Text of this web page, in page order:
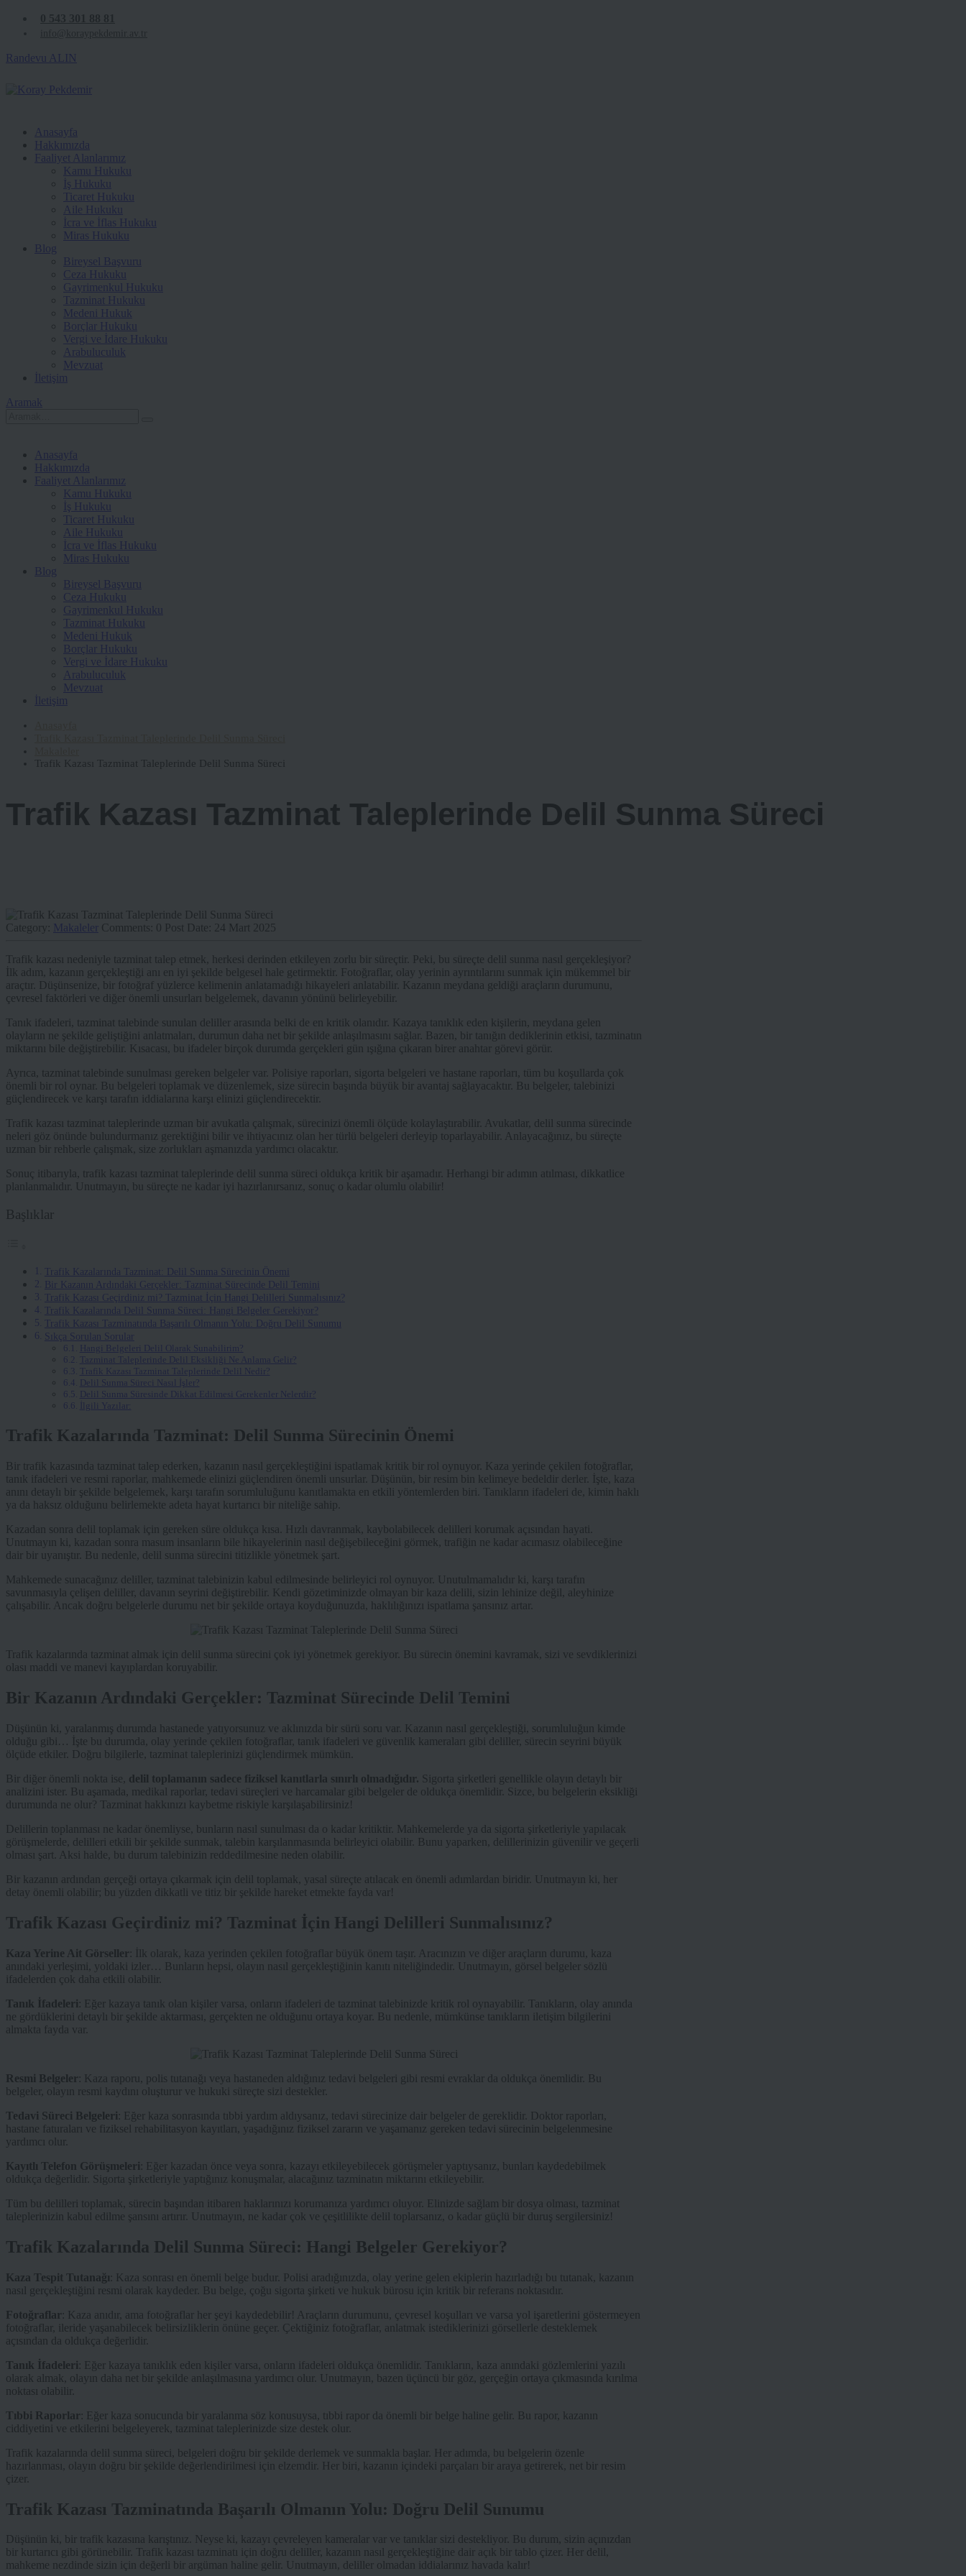
Randevu ALIN
Anasayfa
Hakkımızda
Faaliyet Alanlarımız
Kamu Hukuku
İş Hukuku
Ticaret Hukuku
Aile Hukuku
İcra ve İflas Hukuku
Miras Hukuku
Blog
Bireysel Başvuru
Ceza Hukuku
Gayrimenkul Hukuku
Tazminat Hukuku
Medeni Hukuk
Borçlar Hukuku
Vergi ve İdare Hukuku
Arabuluculuk
Mevzuat
İletişim
Aramak
Anasayfa
Hakkımızda
Faaliyet Alanlarımız
Kamu Hukuku
İş Hukuku
Ticaret Hukuku
Aile Hukuku
İcra ve İflas Hukuku
Miras Hukuku
Blog
Bireysel Başvuru
Ceza Hukuku
Gayrimenkul Hukuku
Tazminat Hukuku
Medeni Hukuk
Borçlar Hukuku
Vergi ve İdare Hukuku
Arabuluculuk
Mevzuat
İletişim
Trafik Kazası Tazminat Taleplerinde Delil Sunma Süreci
Trafik Kazası Tazminat Taleplerinde Delil Sunma Süreci
Category: Makaleler Comments: 0 Post Date: 24 Mart 2025
Trafik kazası nedeniyle tazminat talep etmek, herkesi derinden etkileyen zorlu bir süreçtir. Peki, bu süreçte delil sunma nasıl gerçekleşiyor?
İlk adım, kazanın gerçekleştiği anı en iyi şekilde belgesel hale getirmektir. Fotoğraflar, olay yerinin ayrıntılarını sunmak için mükemmel bir
araçtır. Düşünsenize, bir fotoğraf yüzlerce kelimenin anlatamadığı hikayeleri anlatabilir. Kazanın meydana geldiği araçların durumunu,
çevresel faktörleri ve diğer önemli unsurları belgelemek, davanın yönünü belirleyebilir.
Tanık ifadeleri, tazminat talebinde sunulan deliller arasında belki de en kritik olanıdır. Kazaya tanıklık eden kişilerin, meydana gelen
olayların ne şekilde geliştiğini anlatmaları, durumun daha net bir şekilde anlaşılmasını sağlar. Bazen, bir tanığın dediklerinin etkisi, tazminatın
miktarını bile değiştirebilir. Kısacası, bu ifadeler birçok durumda gerçekleri gün ışığına çıkaran birer anahtar görevi görür.
Ayrıca, tazminat talebinde sunulması gereken belgeler var. Polisiye raporları, sigorta belgeleri ve hastane raporları, tüm bu koşullarda çok
önemli bir rol oynar. Bu belgeleri toplamak ve düzenlemek, size sürecin başında büyük bir avantaj sağlayacaktır. Bu belgeler, talebinizi
güçlendirecek ve karşı tarafın iddialarına karşı elinizi güçlendirecektir.
Trafik kazası tazminat taleplerinde uzman bir avukatla çalışmak, sürecinizi önemli ölçüde kolaylaştırabilir. Avukatlar, delil sunma sürecinde
neleri göz önünde bulundurmanız gerektiğini bilir ve ihtiyacınız olan her türlü belgeleri derleyip toparlayabilir. Anlayacağınız, bu süreçte
uzman bir rehberle çalışmak, size zorlukları aşmanızda yardımcı olacaktır.
Sonuç itibarıyla, trafik kazası tazminat taleplerinde delil sunma süreci oldukça kritik bir aşamadır. Herhangi bir adımın atılması, dikkatlice
planlanmalıdır. Unutmayın, bu süreçte ne kadar iyi hazırlanırsanız, sonuç o kadar olumlu olabilir!
Başlıklar
Trafik Kazalarında Tazminat: Delil Sunma Sürecinin Önemi
Bir Kazanın Ardındaki Gerçekler: Tazminat Sürecinde Delil Temini
Trafik Kazası Geçirdiniz mi? Tazminat İçin Hangi Delilleri Sunmalısınız?
Trafik Kazalarında Delil Sunma Süreci: Hangi Belgeler Gerekiyor?
Trafik Kazası Tazminatında Başarılı Olmanın Yolu: Doğru Delil Sunumu
Sıkça Sorulan Sorular
Hangi Belgeleri Delil Olarak Sunabilirim?
Tazminat Taleplerinde Delil Eksikliği Ne Anlama Gelir?
Trafik Kazası Tazminat Taleplerinde Delil Nedir?
Delil Sunma Süreci Nasıl İşler?
Delil Sunma Süresinde Dikkat Edilmesi Gerekenler Nelerdir?
İlgili Yazılar:
Trafik Kazalarında Tazminat: Delil Sunma Sürecinin Önemi
Bir trafik kazasında tazminat talep ederken, kazanın nasıl gerçekleştiğini ispatlamak kritik bir rol oynuyor. Kaza yerinde çekilen fotoğraflar,
tanık ifadeleri ve resmi raporlar, mahkemede elinizi güçlendiren önemli unsurlar. Düşünün, bir resim bin kelimeye bedeldir derler. İşte, kaza
anını detaylı bir şekilde belgelemek, karşı tarafın sorumluluğunu kanıtlamakta en etkili yöntemlerden biri. Tanıkların ifadeleri de, kimin haklı
ya da haksız olduğunu belirlemekte adeta hayat kurtarıcı bir niteliğe sahip.
Kazadan sonra delil toplamak için gereken süre oldukça kısa. Hızlı davranmak, kaybolabilecek delilleri korumak açısından hayati.
Unutmayın ki, kazadan sonra masum insanların bile hikayelerinin nasıl değişebileceğini görmek, trafiğin ne kadar acımasız olabileceğine
dair bir uyanıştır. Bu nedenle, delil sunma sürecini titizlikle yönetmek şart.
Mahkemede sunacağınız deliller, tazminat talebinizin kabul edilmesinde belirleyici rol oynuyor. Unutulmamalıdır ki, karşı tarafın
savunmasıyla çelişen deliller, davanın seyrini değiştirebilir. Kendi gözetiminizde olmayan bir kaza delili, sizin lehinize değil, aleyhinize
çalışabilir. Ancak doğru belgelerle durumu net bir şekilde ortaya koyduğunuzda, haklılığınızı ispatlama şansınız artar.
Trafik kazalarında tazminat almak için delil sunma sürecini çok iyi yönetmek gerekiyor. Bu sürecin önemini kavramak, sizi ve sevdiklerinizi
olası maddi ve manevi kayıplardan koruyabilir.
Bir Kazanın Ardındaki Gerçekler: Tazminat Sürecinde Delil Temini
Düşünün ki, yaralanmış durumda hastanede yatıyorsunuz ve aklınızda bir sürü soru var. Kazanın nasıl gerçekleştiği, sorumluluğun kimde
olduğu gibi… İşte bu durumda, olay yerinde çekilen fotoğraflar, tanık ifadeleri ve güvenlik kameraları gibi deliller, sürecin seyrini büyük
ölçüde etkiler. Doğru bilgilerle, tazminat taleplerinizi güçlendirmek mümkün.
Bir diğer önemli nokta ise, delil toplamanın sadece fiziksel kanıtlarla sınırlı olmadığıdır. Sigorta şirketleri genellikle olayın detaylı bir
analizini ister. Bu aşamada, medikal raporlar, tedavi süreçleri ve harcamalar gibi belgeler de oldukça önemlidir. Sizce, bu belgelerin eksikliği
durumunda ne olur? Tazminat hakkınızı kaybetme riskiyle karşılaşabilirsiniz!
Delillerin toplanması ne kadar önemliyse, bunların nasıl sunulması da o kadar kritiktir. Mahkemelerde ya da sigorta şirketleriyle yapılacak
görüşmelerde, delilleri etkili bir şekilde sunmak, talebin karşılanmasında belirleyici olabilir. Bunu yaparken, delillerinizin güvenilir ve geçerli
olması şart. Aksi halde, bu durum talebinizin reddedilmesine neden olabilir.
Bir kazanın ardından gerçeği ortaya çıkarmak için delil toplamak, yasal süreçte atılacak en önemli adımlardan biridir. Unutmayın ki, her
detay önemli olabilir; bu yüzden dikkatli ve titiz bir şekilde hareket etmekte fayda var!
Trafik Kazası Geçirdiniz mi? Tazminat İçin Hangi Delilleri Sunmalısınız?
Kaza Yerine Ait Görseller
: İlk olarak, kaza yerinden çekilen fotoğraflar büyük önem taşır. Aracınızın ve diğer araçların durumu, kaza
anındaki yerleşimi, yoldaki izler… Bunların hepsi, olayın nasıl gerçekleştiğinin kanıtı niteliğindedir. Unutmayın, görsel belgeler sözlü
ifadelerden çok daha etkili olabilir.
Tanık İfadeleri : Eğer kazaya tanık olan kişiler varsa, onların ifadeleri de tazminat talebinizde kritik rol oynayabilir. Tanıkların, olay anında
ne gördüklerini detaylı bir şekilde aktarması, gerçekten ne olduğunu ortaya koyar. Bu nedenle, mümkünse tanıkların iletişim bilgilerini
almakta fayda var.
Resmi Belgeler
: Kaza raporu, polis tutanağı veya hastaneden aldığınız tedavi belgeleri gibi resmi evraklar da oldukça önemlidir. Bu
belgeler, olayın resmi kaydını oluşturur ve hukuki süreçte sizi destekler.
Tedavi Süreci Belgeleri : Eğer kaza sonrasında tıbbi yardım aldıysanız, tedavi sürecinize dair belgeler de gereklidir. Doktor raporları,
hastane faturaları ve fiziksel rehabilitasyon kayıtları, yaşadığınız fiziksel zararın ve yaşamanız gereken tedavi sürecinin belgelenmesine
yardımcı olur.
Kayıtlı Telefon Görüşmeleri : Eğer kazadan önce veya sonra, kazayı etkileyebilecek görüşmeler yaptıysanız, bunları kaydedebilmek
oldukça değerlidir. Sigorta şirketleriyle yaptığınız konuşmalar, alacağınız tazminatın miktarını etkileyebilir.
Tüm bu delilleri toplamak, sürecin başından itibaren haklarınızı korumanıza yardımcı oluyor. Elinizde sağlam bir dosya olması, tazminat
taleplerinizin kabul edilme şansını artırır. Unutmayın, ne kadar çok ve çeşitlilikte delil toplarsanız, o kadar güçlü bir duruş sergilersiniz!
Trafik Kazalarında Delil Sunma Süreci: Hangi Belgeler Gerekiyor?
Kaza Tespit Tutanağı : Kaza sonrası en önemli belge budur. Polisi aradığınızda, olay yerine gelen ekiplerin hazırladığı bu tutanak, kazanın
nasıl gerçekleştiğini resmi olarak kaydeder. Bu belge, çoğu sigorta şirketi ve hukuk bürosu için kritik bir referans noktasıdır.
Fotoğraflar
: Kaza anıdır, ama fotoğraflar her şeyi kaydedebilir! Araçların durumunu, çevresel koşulları ve varsa yol işaretlerini göstermeyen
fotoğraflar, ileride yaşanabilecek belirsizliklerin önüne geçer. Çektiğiniz fotoğraflar, anlatmak istediklerinizi görsellerle desteklemek
açısından da oldukça değerlidir.
Tanık İfadeleri : Eğer kazaya tanıklık eden kişiler varsa, onların ifadeleri oldukça önemlidir. Tanıkların, kaza anındaki gözlemlerini yazılı
olarak almak, olayın daha net bir şekilde anlaşılmasına yardımcı olur. Unutmayın, bazen üçüncü bir göz, gerçeğin ortaya çıkmasında kırılma
noktası olabilir.
Tıbbi Raporlar
: Eğer kaza sonucunda bir yaralanma söz konusuysa, tıbbi rapor da önemli bir belge haline gelir. Bu rapor, kazanın
ciddiyetini ve etkilerini belgeleyerek, tazminat taleplerinizde size destek olur.
Trafik kazalarında delil sunma süreci, belgeleri doğru bir şekilde derlemek ve sunmakla başlar. Her adımda, bu belgelerin özenle
hazırlanması, olayın doğru bir şekilde değerlendirilmesi için elzemdir. Her biri, kazanın içindeki parçaları bir araya getirerek, net bir resim
çizer.
Trafik Kazası Tazminatında Başarılı Olmanın Yolu: Doğru Delil Sunumu
Düşünün ki, bir trafik kazasına karıştınız. Neyse ki, kazayı çevreleyen kameralar var ve tanıklar sizi destekliyor. Bu durum, sizin açınızdan
bir kurtarıcı gibi görünebilir. Trafik kazası tazminatı için doğru deliller, kazanın nasıl gerçekleştiğine dair açık bir tablo çizer. Her delil,
mahkeme nezdinde sizin için değerli bir argüman haline gelir. Unutmayın, deliller olmadan iddialarınız havada kalır!